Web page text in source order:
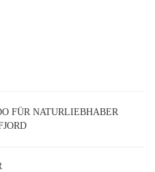
FÜR NATURLIEBHABER